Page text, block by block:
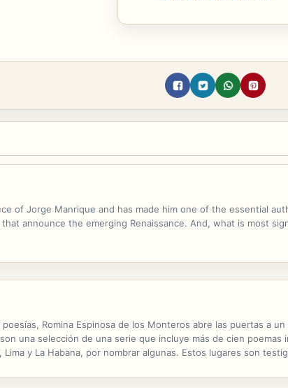
of Jorge Manrique and has made him one of the essential
announce the emerging Renaissance. And, what is most
Romina Espinosa de los Monteros abre las puertas a
una selección de una serie que incluye más de cien
y La Habana, por nombrar algunas. Estos lugares son